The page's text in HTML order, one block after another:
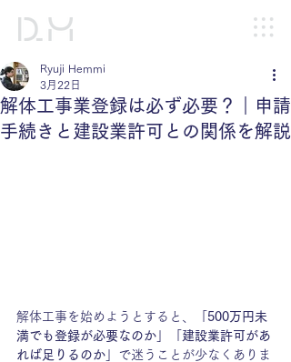
解体工事業登録は必ず必要？｜申請
手続きと建設業許可との関係を解説
Ryuji Hemmi
3月22日
解体工事を始めようとすると、「 500万円未
満でも登録が必要なのか
建設業許可があ
れば足りるのか 」で迷うことが少なくありま